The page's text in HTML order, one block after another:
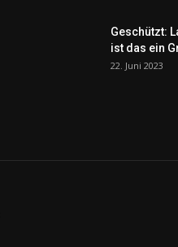
Geschützt:
ist das ein
22. Juni 2023